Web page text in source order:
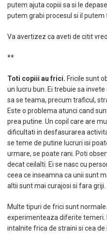
putem ajuta copiii sa si le
putem grabi procesul si il putem
Va avertizez ca aveti de citit
**
Toti copiii au frici. Fricile sunt
un lucru bun. Ei trebuie sa
sa se teama, precum traficul,
Este o problema atunci cand
prea putine. Un copil care are
dificultati in desfasurarea
se teme de putine lucruri isi
urmare, se poate rani. Poti
decat ceilalti. Ei se nasc cu
ceea ce inseamna ca unii sunt
altii sunt mai curajosi si fara griji.
Multe tipuri de frici sunt
experimenteaza diferite temeri.
intalnite frica de straini si cea